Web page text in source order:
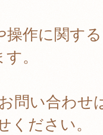
操作に関す
。
問い合わせ
ください。